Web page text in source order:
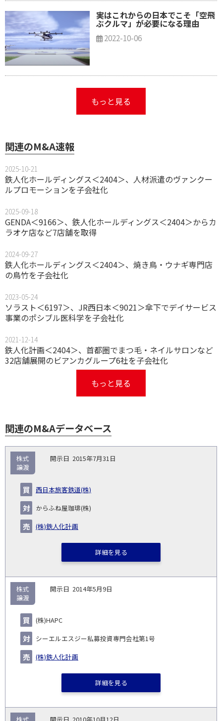
実はこれからの日本でこそ「空飛
ぶクルマ」が必要になる理由
2022-10-06
もっと見る
関連のM&A速報
2025-10-21
鉄人化ホールディングス＜2404＞、人材派遣のヴァンクー
ルプロモーションを子会社化
2025-09-18
GENDA＜9166＞、鉄人化ホールディングス＜2404＞からカ
ラオケ店など7店舗を取得
2024-09-27
鉄人化ホールディングス＜2404＞、焼き鳥・ウナギ専門店
の鳥竹を子会社化
2023-05-24
ソラスト＜6197＞、JR西日本＜9021＞傘下でデイサービス
事業のポシブル医科学を子会社化
2021-12-14
鉄人化計画＜2404＞、首都圏でまつ毛・ネイルサロンなど
32店舗展開のビアンカグループ6社を子会社化
もっと見る
関連のM&Aデータベース
示
い
企
業・
事業
2015年7月31日
西日本旅客鉄道(株)
からふね屋珈琲(株)
(株)鉄人化計画
株式
譲渡
詳細を見る
2014年5月9日
(株)HAPC
シーエルエスジー私募投資専門会社第1号
(株)鉄人化計画
株式
譲渡
詳細を見る